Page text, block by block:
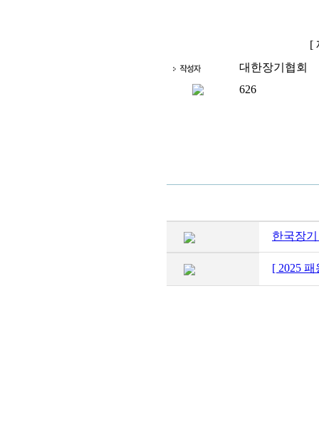
[
대한장기협회
626
한국장
[ 2025